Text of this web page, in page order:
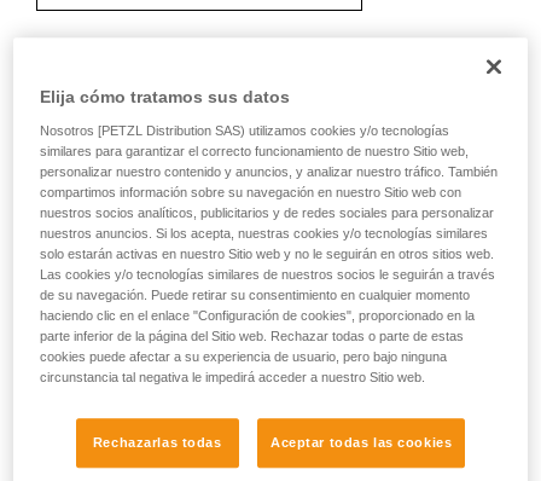
Recomendación del mosquetón y
accesorios
Elija cómo tratamos sus datos
Nosotros [PETZL Distribution SAS) utilizamos cookies y/o tecnologías
similares para garantizar el correcto funcionamiento de nuestro Sitio web,
personalizar nuestro contenido y anuncios, y analizar nuestro tráfico. También
compartimos información sobre su navegación en nuestro Sitio web con
nuestros socios analíticos, publicitarios y de redes sociales para personalizar
nuestros anuncios. Si los acepta, nuestras cookies y/o tecnologías similares
solo estarán activas en nuestro Sitio web y no le seguirán en otros sitios web.
Las cookies y/o tecnologías similares de nuestros socios le seguirán a través
de su navegación. Puede retirar su consentimiento en cualquier momento
haciendo clic en el enlace "Configuración de cookies", proporcionado en la
parte inferior de la página del Sitio web. Rechazar todas o parte de estas
cookies puede afectar a su experiencia de usuario, pero bajo ninguna
circunstancia tal negativa le impedirá acceder a nuestro Sitio web.
Rechazarlas todas Aceptar todas las cookies